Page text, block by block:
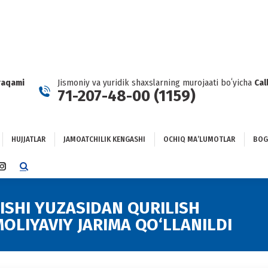
Jismoniy va yuridik shaxslarning murojaati boʻyicha
71-207-48-00 (1159)
HUJJATLAR JAMOATCHILIK KENGASHI OCHIQ MAʼLUMOTLAR
INSTAGRAM
IN
NEW
WINDOW
YUZASIDAN QURILISH
JARIMA QO‘LLANILDI